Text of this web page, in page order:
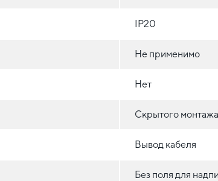
IP20
Не применимо
Нет
Скрытого
Вывод кабеля
Без поля для